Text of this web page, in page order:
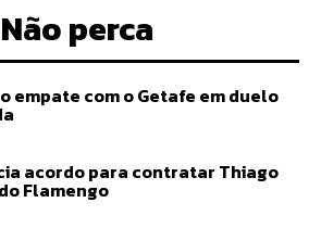
Não perca
empate com o Getafe em duelo
acordo para contratar Thiago
Flamengo